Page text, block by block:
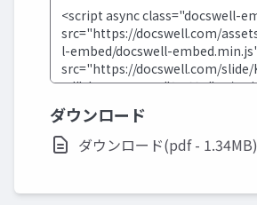
ダウンロード
ダウンロード(pdf - 1.34MB)